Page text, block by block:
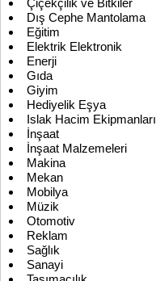
Çiçekçilik ve Bitkiler
Dış Cephe Mantolama
Eğitim
Elektrik Elektronik
Enerji
Gıda
Giyim
Hediyelik Eşya
Islak Hacim Ekipmanları
İnşaat
İnşaat Malzemeleri
Makina
Mekan
Mobilya
Müzik
Otomotiv
Reklam
Sağlık
Sanayi